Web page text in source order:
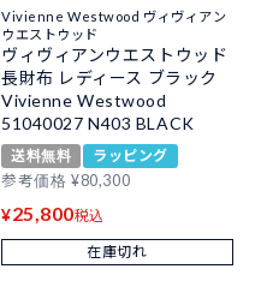
Vivienne Westwood ヴィヴィアン
ウエストウッド
ヴィヴィアンウエストウッド
長財布 レディース ブラック
Vivienne Westwood
51040027 N403 BLACK
送料無料
ラッピング
参考価格 ¥80,300
¥25,800税込
在庫切れ